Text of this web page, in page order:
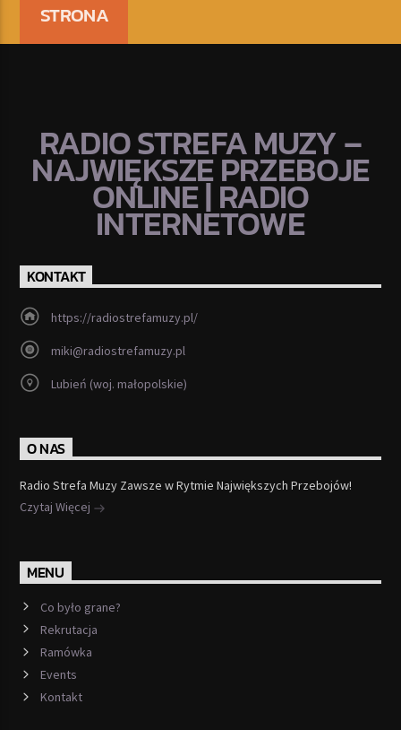
STRONA
RADIO STREFA MUZY –
NAJWIĘKSZE PRZEBOJE
ONLINE | RADIO
INTERNETOWE
KONTAKT
https://radiostrefamuzy.pl/
miki@radiostrefamuzy.pl
Lubień (woj. małopolskie)
O NAS
Radio Strefa Muzy Zawsze w Rytmie Największych Przebojów!
Czytaj Więcej
MENU
Co było grane?
Rekrutacja
Ramówka
Events
Kontakt